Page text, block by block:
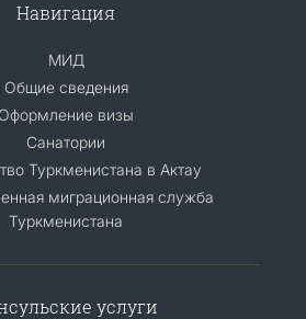
Навигация
МИД
Общие сведения
Оформление визы
Санатории
Туркменистана в Актау
миграционная служба
Туркменистана
услуги